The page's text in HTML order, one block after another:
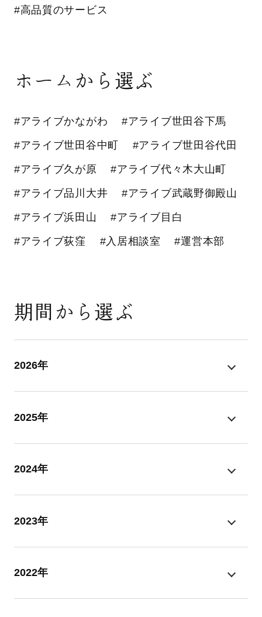
#高品質のサービス
ホームから選ぶ
#アライブかながわ #アライブ世田谷下馬
#アライブ世田谷中町 #アライブ世田谷代田
#アライブ久が原 #アライブ代々木大山町
#アライブ品川大井 #アライブ武蔵野御殿山
#アライブ浜田山 #アライブ目白
#アライブ荻窪 #入居相談室 #運営本部
期間から選ぶ
2026年
2025年
2024年
2023年
2022年